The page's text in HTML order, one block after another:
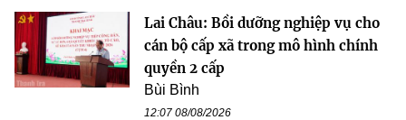
Lai Châu: Bồi dưỡng nghiệp vụ cho
cán bộ cấp xã trong mô hình chính
quyền 2 cấp
Bùi Bình
12:07 08/08/2026